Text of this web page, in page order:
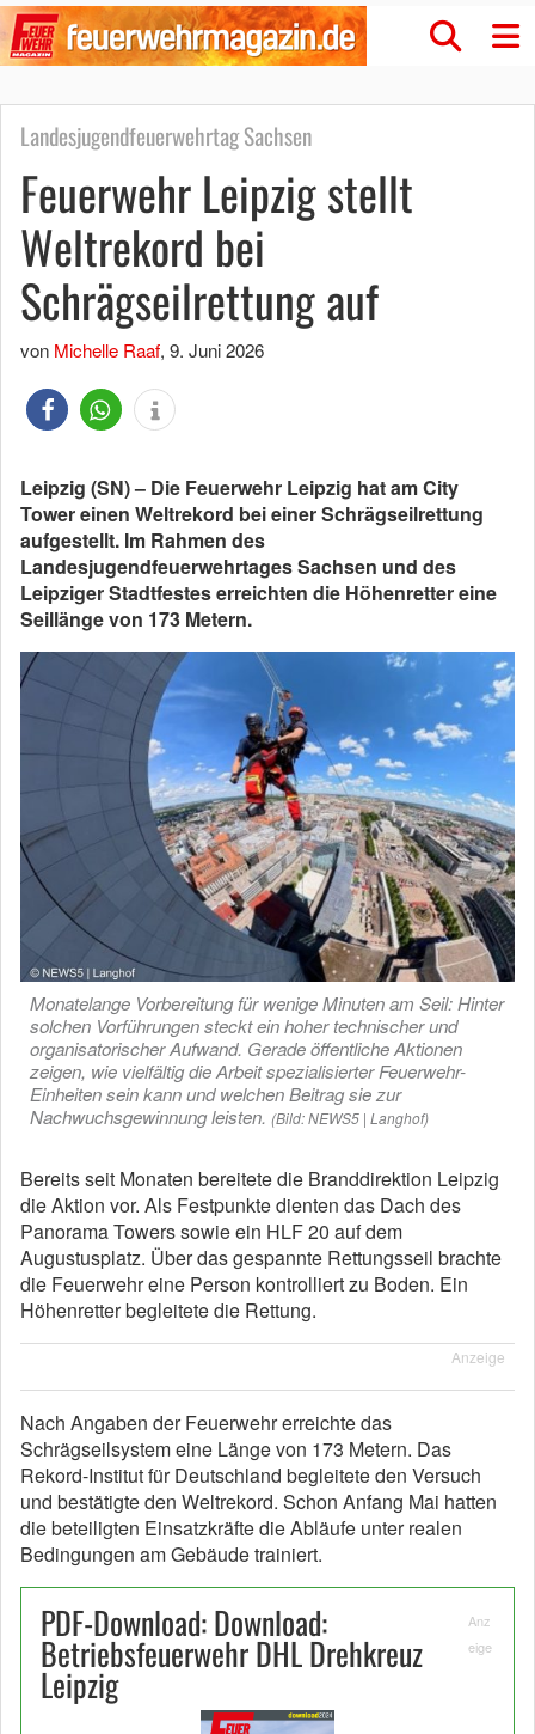
Landesjugendfeuerwehrtag Sachsen
Feuerwehr Leipzig stellt
Weltrekord bei
Schrägseilrettung auf
von Michelle Raaf, 9. Juni 2026
Leipzig (SN) – Die Feuerwehr Leipzig hat am City
Tower einen Weltrekord bei einer Schrägseilrettung
aufgestellt. Im Rahmen des
Landesjugendfeuerwehrtages Sachsen und des
Leipziger Stadtfestes erreichten die Höhenretter eine
Seillänge von 173 Metern.
Monatelange Vorbereitung für wenige Minuten am Seil: Hinter
solchen Vorführungen steckt ein hoher technischer und
organisatorischer Aufwand. Gerade öffentliche Aktionen
zeigen, wie vielfältig die Arbeit spezialisierter Feuerwehr-
Einheiten sein kann und welchen Beitrag sie zur
Nachwuchsgewinnung leisten. (Bild: NEWS5 | Langhof)
Bereits seit Monaten bereitete die Branddirektion Leipzig
die Aktion vor. Als Festpunkte dienten das Dach des
Panorama Towers sowie ein HLF 20 auf dem
Augustusplatz. Über das gespannte Rettungsseil brachte
die Feuerwehr eine Person kontrolliert zu Boden. Ein
Höhenretter begleitete die Rettung.
Anzeige
Nach Angaben der Feuerwehr erreichte das
Schrägseilsystem eine Länge von 173 Metern. Das
Rekord-Institut für Deutschland begleitete den Versuch
und bestätigte den Weltrekord. Schon Anfang Mai hatten
die beteiligten Einsatzkräfte die Abläufe unter realen
Bedingungen am Gebäude trainiert.
PDF-Download: Download:
Betriebsfeuerwehr DHL Drehkreuz
Leipzig
Anz
eige